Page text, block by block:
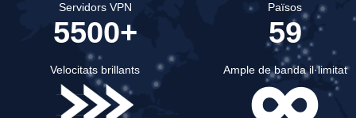
Servidors VPN
5500+
Països
59
Velocitats brillants Ample de banda il·limitat